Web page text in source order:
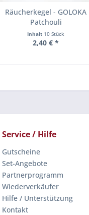
Räucherkegel - GOLOKA
Patchouli
Inhalt 10 Stück
2,40 € *
Service / Hilfe
Gutscheine
Set-Angebote
Partnerprogramm
Wiederverkäufer
Hilfe / Unterstützung
Kontakt